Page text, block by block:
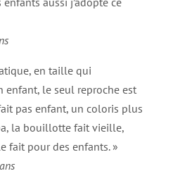
en taille qui
enfant, le seul reproche est
pas enfant, un coloris plus
la bouillotte fait vieille,
fait pour des enfants. »